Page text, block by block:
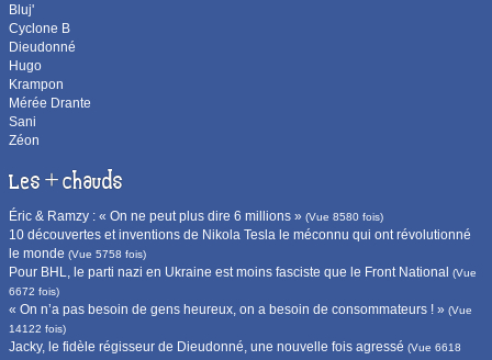
Bluj'
Cyclone B
Dieudonné
Hugo
Krampon
Mérée Drante
Sani
Zéon
Les + chauds
Éric & Ramzy : « On ne peut plus dire 6 millions » (Vue 8580 fois)
10 découvertes et inventions de Nikola Tesla le méconnu qui ont révolutionné
le monde (Vue 5758 fois)
Pour BHL, le parti nazi en Ukraine est moins fasciste que le Front National (Vue
6672 fois)
« On n’a pas besoin de gens heureux, on a besoin de consommateurs ! » (Vue
14122 fois)
Jacky, le fidèle régisseur de Dieudonné, une nouvelle fois agressé (Vue 6618